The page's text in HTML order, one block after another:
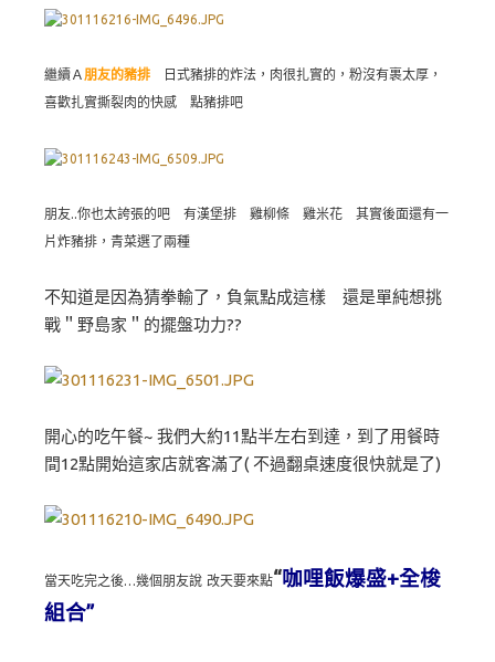
繼續Ａ 朋友的豬排 日式豬排的炸法，肉很扎實的，粉沒有裹太厚，
喜歡扎實撕裂肉的快感 點豬排吧
朋友..你也太誇張的吧 有漢堡排 雞柳條 雞米花 其實後面還有一
片炸豬排，青菜選了兩種
不知道是因為猜拳輸了，負氣點成這樣 還是單純想挑
戰＂野島家＂的擺盤功力??
開心的吃午餐~ 我們大約11點半左右到達，到了用餐時
間12點開始這家店就客滿了( 不過翻桌速度很快就是了)
當天吃完之後…幾個朋友說 改天要來點“咖哩飯爆盛+全梭
組合”